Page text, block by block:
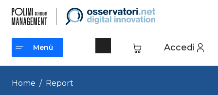
contenuto
Accedi
Menù
Menù
Home / Report